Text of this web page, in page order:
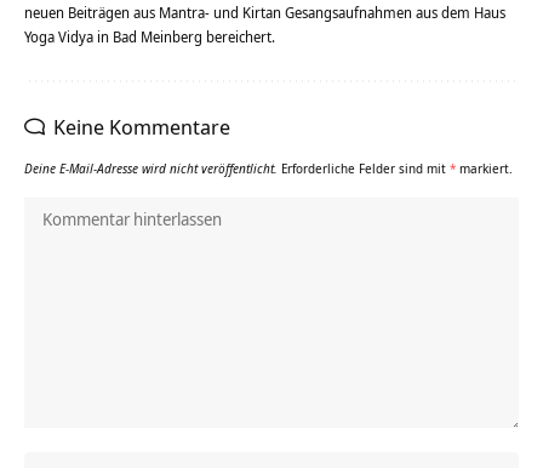
neuen Beiträgen aus Mantra- und Kirtan Gesangsaufnahmen aus dem Haus
Yoga Vidya in Bad Meinberg bereichert.
Keine Kommentare
Deine E-Mail-Adresse wird nicht veröffentlicht. Erforderliche Felder sind mit * markiert.